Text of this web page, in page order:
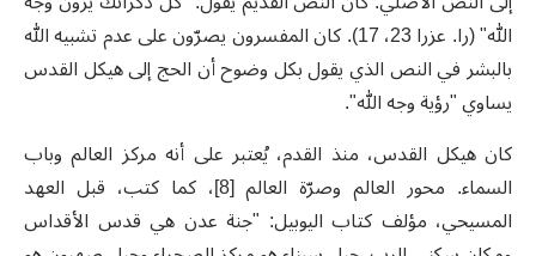
الله" (را. عزرا 23، 17). كان المفسرون يصرّون على عدم تشبيه الله
بالبشر في النص الذي يقول بكل وضوح أن الحج إلى هيكل القدس
يساوي "رؤية وجه الله".
كان هيكل القدس، منذ القدم، يُعتبر على أنه مركز العالم وباب
السماء. محور العالم وصرّة العالم [8]، كما كتب، قبل العهد
المسيحي، مؤلف كتاب اليوبيل: "جنة عدن هي قدس الأقداس